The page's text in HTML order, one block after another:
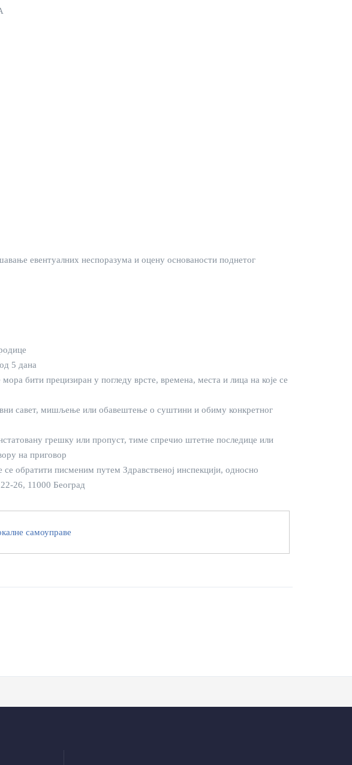
евентуалних неспоразума и оцену основаности поднетог
5 дана
бити прецизиран у погледу врсте, времена, места и лица на које се
савет, мишљење или обавештење о суштини и обиму конкретног
грешку или пропуст, тиме спречио штетне последице или
на приговор
обратити писменим путем Здравственој инспекцији, односно
26, 11000 Београд
самоуправе